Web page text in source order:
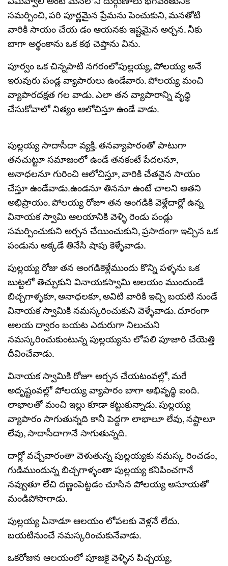
సమర్పించి, పరి పూర్ణమైన ప్రేమను పెంచుకుని, మనతోటి
వారికి సాయం చేయ డం ఆయనకు ఇష్టమైన అర్చన. నీకు
బాగా అర్థంకాను ఒక కథ చెప్తాను విను.
పూర్వం ఒక చిన్నపాటి నగరంలోపుల్లయ్య, పోలయ్య అనే
ఇరువురు పండ్ల వ్యాపారులు ఉండేవారు. పోలయ్య మంచి
వ్యాపారదక్షత గల వాడు. ఎలా తన వ్యాపారాన్ని వృధ్ధి
చేసుకోవాలో నిత్యం ఆలోచిస్తూ ఉండే వాడు.
పుల్లయ్య సాదాసీదా వ్యక్తి. తనవ్యాపారంతో పాటుగా
తనచుట్టూ సమాజంలో ఉండే తనకంటే పేదలనూ,
అనాధలనూ గురించి ఆలోచిస్తూ, వారికి చేతనైన సాయం
చేస్తూ ఉండేవాడు.ఉండనూ తిననూ ఉంటే చాలని అతని
అభిప్రాయం. పోలయ్య రోజూ తన అంగడికి వెళ్లేదార్లో ఉన్న
వినాయక స్వామి ఆలయానికి వెళ్ళి రెండు పండ్లు
సమర్పించుకుని అర్చన చేయించుకుని, ప్రసాదంగా ఇచ్చిన ఒక
పండును అక్కడే తినేసి షాపు కెళ్ళేవాడు.
పుల్లయ్య రోజు తన అంగడికెళ్లేముందు కొన్ని పళ్ళను ఒక
బుట్టలో తెచ్చుకుని వినాయకస్వామి ఆలయం ముందుండే
బిచ్చగాళ్ళకూ, అనాధలకూ, అవిటి వారికి ఇచ్చి బయటి నుండే
వినాయక స్వామికి నమస్కరించుకుని వెళ్ళేవాడు. దూరంగా
ఆలయ ద్వారం బయట ఎదురుగా నిలుచుని
నమస్కరించుకుంటున్న పుల్లయ్యను లోపలి పూజారి చేయెత్తి
దీవించేవాడు.
వినాయక స్వామికి రోజూ అర్చన చేయటంవల్లో, మరే
అదృష్టంవల్లో పోలయ్య వ్యాపారం బాగా అభివృధ్ధి ఐంది.
లాభాలతో మంచి ఇల్లు కూడా కట్టుకున్నాడు. పుల్లయ్య
వ్యాపారం సాగుతున్నది కానీ పెద్దగా లాభాలూ లేవు, నష్టాలూ
లేవు, సాదాసీదాగానే సాగుతున్నది.
దార్లో వచ్చేవారంతా వెళుతున్న పుల్లయ్యకు నమస్క రించడం,
గుడిముందున్న బిచ్చగాళ్ళంతా పుల్లయ్య కనిపించగానే
నవ్వుతూ లేచి దణ్ణంపెట్టడం చూసిన పోలయ్య అసూయతో
మండిపోసాగాడు.
పుల్లయ్య ఏనాడూ ఆలయం లోపలకు వెళ్లనే లేదు.
బయటినుంచే నమస్కరించుకునేవాడు.
ఒకరోజున ఆలయంలో పూజకై వెళ్ళిన పిచ్చయ్య,